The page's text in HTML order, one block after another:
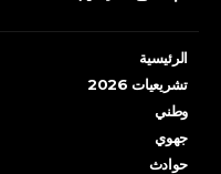
الرئيسية
تشريعيات 2026
وطني
جهوي
حوادث